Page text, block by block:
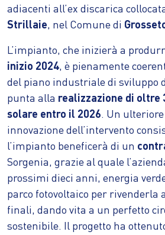
adiacenti all’ex discarica
Strillaie, nel Comune di
L’impianto, che inizierà a
inizio 2024, è pienamente
del piano industriale di sviluppo
punta alla realizzazione di oltre
solare entro il 2026. Un
innovazione dell’intervento
l’impianto beneficerà di un
Sorgenia, grazie al quale
prossimi dieci anni, energia
parco fotovoltaico per rivenderla
finali, dando vita a un perfetto
sostenibile. Il progetto ha